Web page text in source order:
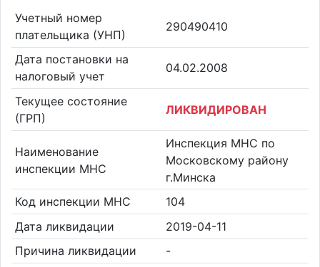
Учетный номер
плательщика (УНП)
290490410
Дата постановки на
налоговый учет
04.02.2008
Текущее состояние
(ГРП)
ЛИКВИДИРОВАН
Наименование
инспекции МНС
Инспекция МНС по
Московскому району
г.Минска
Код инспекции МНС
104
Дата ликвидации
2019-04-11
Причина ликвидации
-